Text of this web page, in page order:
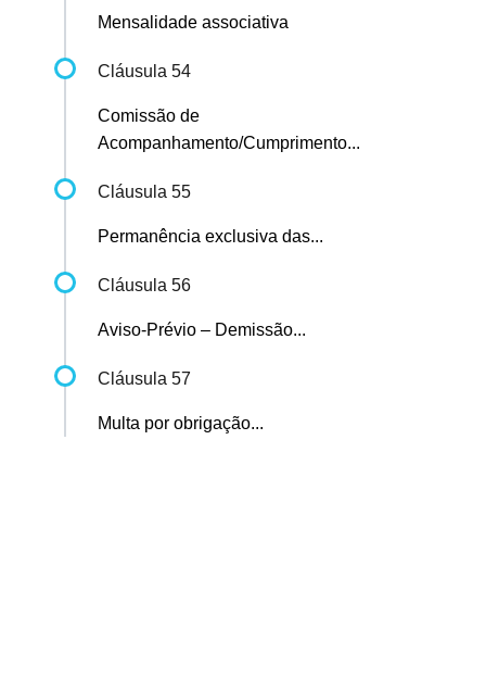
Mensalidade associativa
Cláusula 54
Comissão de
Acompanhamento/Cumprimento...
Cláusula 55
Permanência exclusiva das...
Cláusula 56
Aviso-Prévio – Demissão...
Cláusula 57
Multa por obrigação...